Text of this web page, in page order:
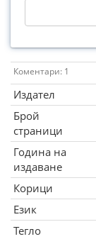
Коментари: 1
Издател
Брой
страници
Година на
издаване
Корици
Език
Тегло